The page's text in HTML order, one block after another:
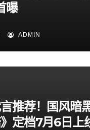
曝
ADMIN
推荐！国风暗
定档7月6日上